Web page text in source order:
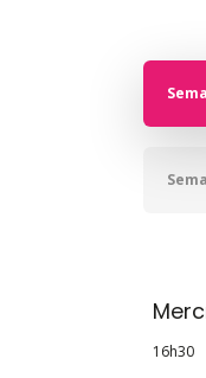
16h30